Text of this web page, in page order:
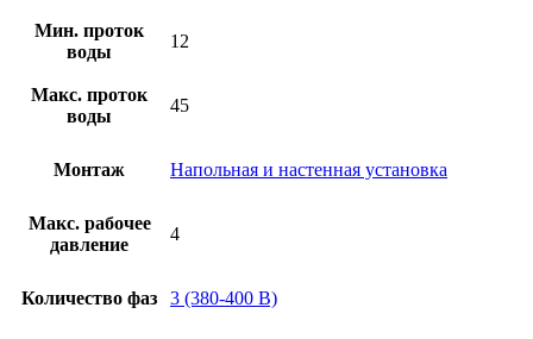
Мин. проток
воды
12
Макс. проток
воды
45
Монтаж Напольная и настенная установка
Макс. рабочее
давление
4
Количество фаз 3 (380-400 В)